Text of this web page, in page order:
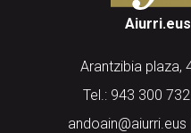
Arantzibia plaza,
Tel.: 943 300